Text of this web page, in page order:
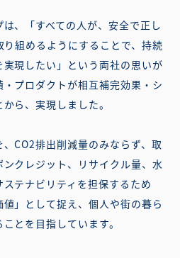
、「すべての人が、安全で正し
組めるようにすることで、持続
現したい」という両社の思いが
プロダクトが相互補完効果・シ
ら、実現しました。
CO2排出削減量のみならず、取
クレジット、リサイクル量、水
テナビリティを担保するため
」として捉え、個人や街の暮ら
とを目指しています。